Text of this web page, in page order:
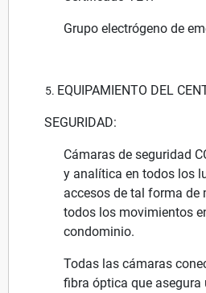
Grupo electrógeno de
EQUIPAMIENTO DEL
SEGURIDAD:
Cámaras de seguridad
y analítica en todos los
accesos de tal forma de
todos los movimientos
condominio.
Todas las cámaras
fibra óptica que asegura